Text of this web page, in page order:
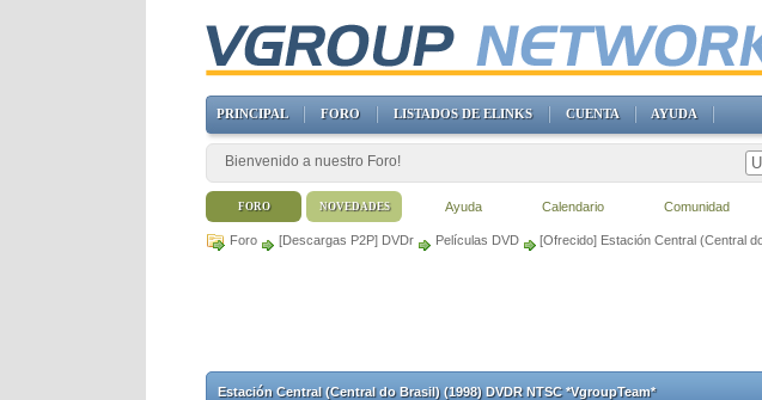
Foro [Descargas P2P] DVDr Películas DVD [Ofrecido] Estación Central (Central
Estación Central (Central do Brasil) (1998) DVDR NTSC *VgroupTeam*
PRINCIPAL FORO LISTADOS DE ELINKS CUENTA AYUDA
Bienvenido a nuestro Foro!
FORO Ayuda Calendario Comunidad
NOVEDADES